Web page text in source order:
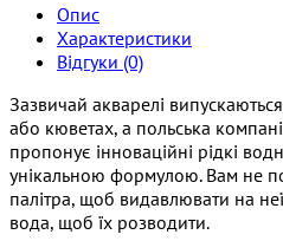
Опис
Характеристики
Відгуки (0)
Зазвичай акварелі
або кюветах, а польська
пропонує інноваційні рідкі
унікальною формулою. Вам не
палітра, щоб видавлювати на
вода, щоб їх розводити.